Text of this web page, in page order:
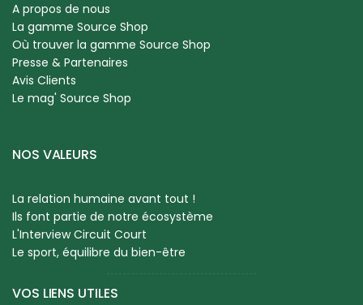
A propos de nous
La gamme Source Shop
Où trouver la gamme Source Shop
Presse & Partenaires
Avis Clients
Le mag' Source Shop
NOS VALEURS
La relation humaine avant tout !
Ils font partie de notre écosystème
L'Interview Circuit Court
Le sport, équilibre du bien-être
VOS LIENS UTILES